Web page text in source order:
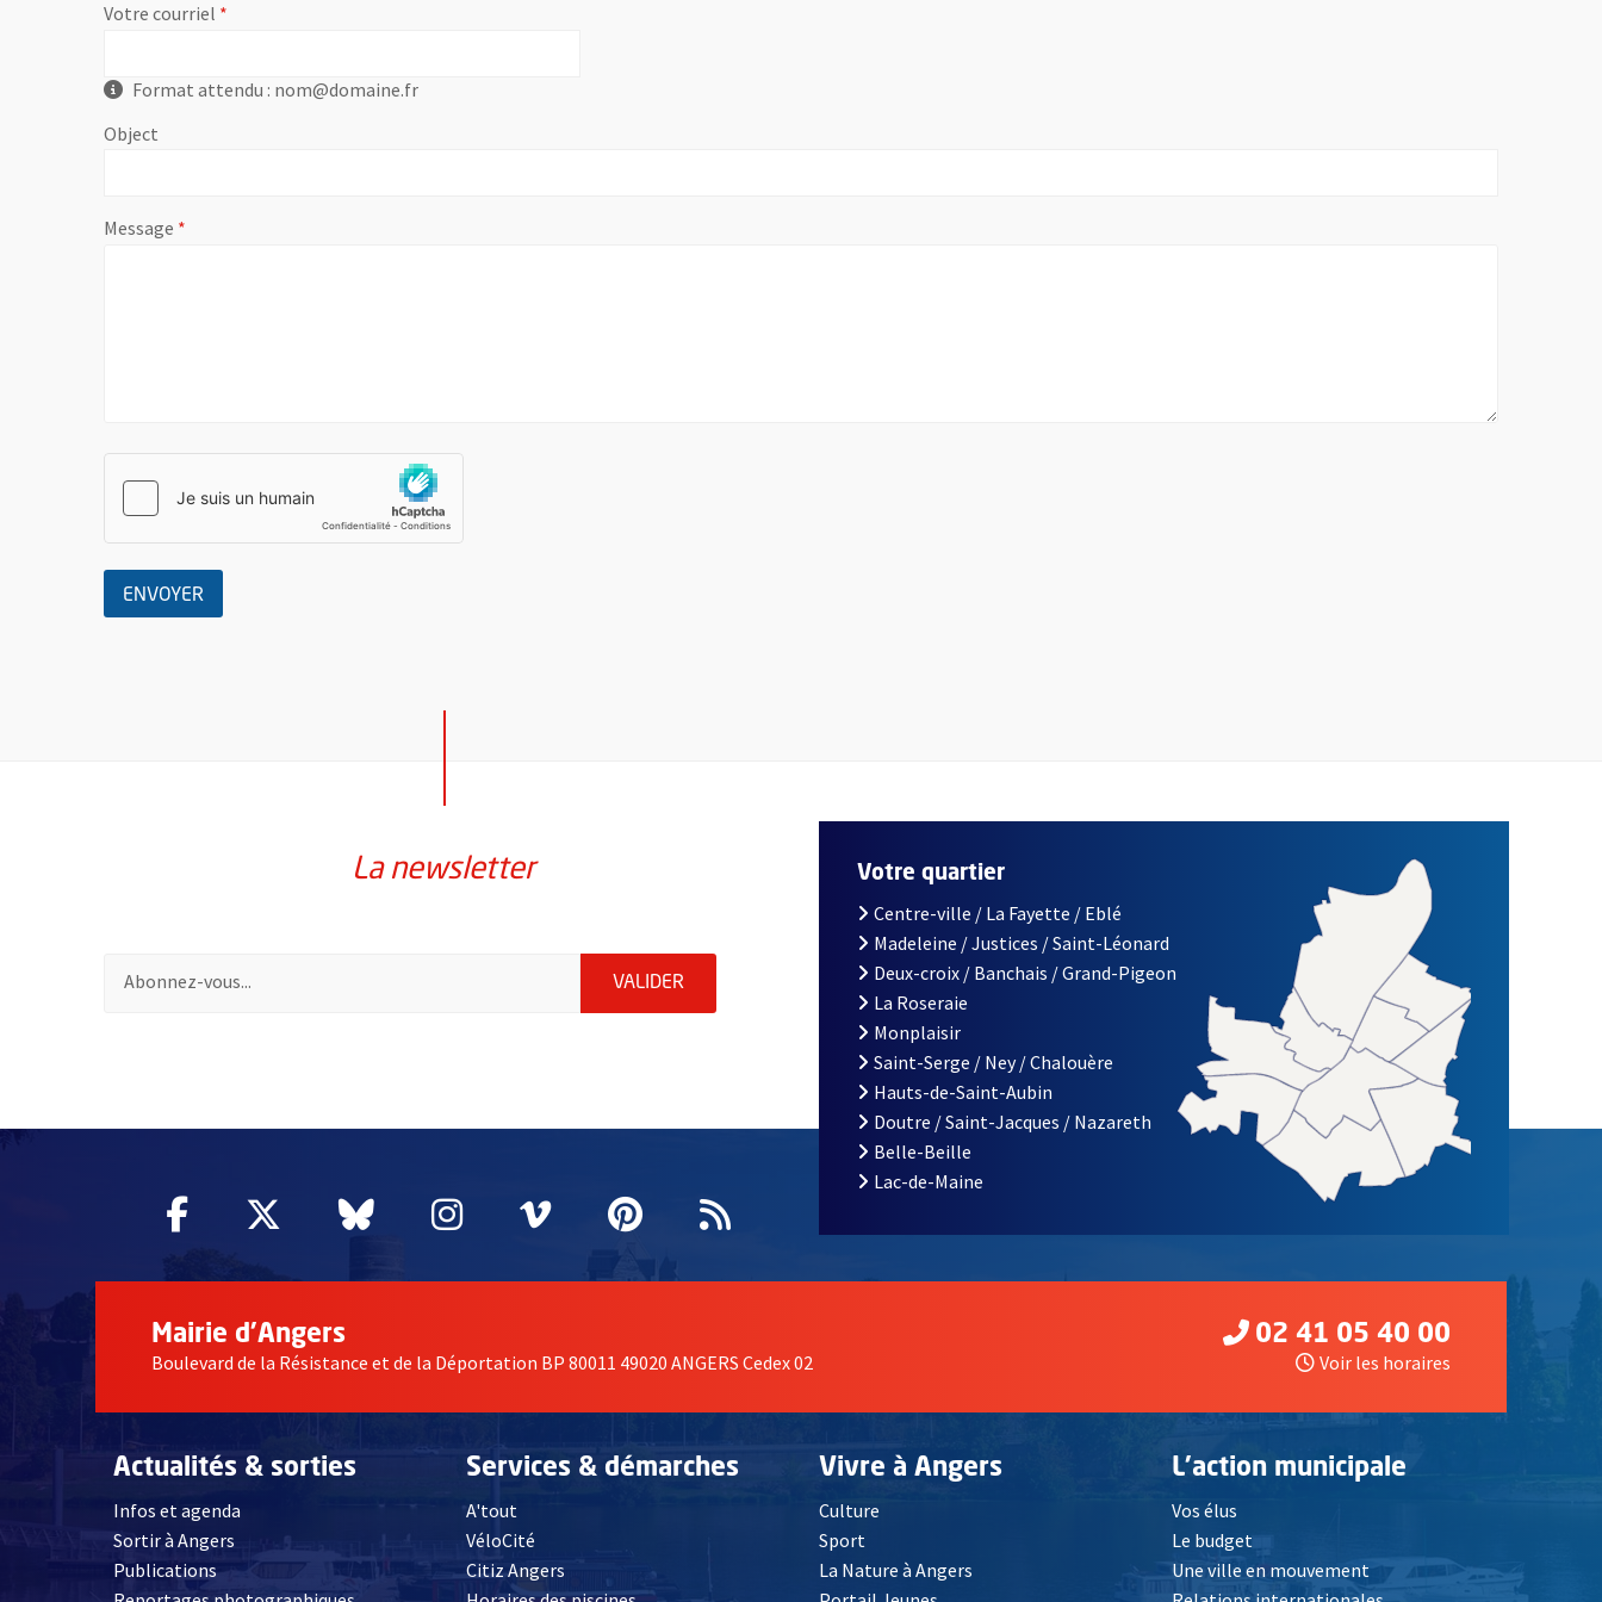
Votre courriel , champ obligatoire
Format attendu : nom@domaine.fr
Object
Message , champ obligatoire
ENVOYER
La newsletter
Pour vous inscrire à la lettre d'information de la ville d'Angers, indiquez votre email (champ obligatoire)
VALIDER ENVOYER MA DEMANDE D'INSCRIPTION À LA LETTRE D'INFORMATION DE LA VILLE D'ANGERS
Facebook
, Ouvre une nouvelle fenêtre
Twitter
, Ouvre une nouvelle fenêtre
Bluesky
, Ouvre une nouvelle fenêtre
Instagram
, Ouvre une nouvelle fenêtre
Vimeo
, Ouvre une nouvelle fenêtre
Pinterest
, Ouvre une nouvelle fenêtre
Flux RSS
Votre quartier
Centre-ville / La Fayette / Eblé
Madeleine / Justices / Saint-Léonard
Deux-croix / Banchais / Grand-Pigeon
La Roseraie
Monplaisir
Saint-Serge / Ney / Chalouère
Hauts-de-Saint-Aubin
Doutre / Saint-Jacques / Nazareth
Belle-Beille
Lac-de-Maine
Mairie d'Angers
Boulevard de la Résistance et de la Déportation BP 80011 49020 ANGERS Cedex 02
02 41 05 40 00
Voir les horaires
Actualités & sorties
Infos et agenda
Sortir à Angers
Publications
Services & démarches
A'tout
VéloCité
Citiz Angers , Ouvre une nouvelle fenêtre
Vivre à Angers
Culture
Sport
La Nature à Angers
L'action municipale
Vos élus
Le budget
Une ville en mouvement